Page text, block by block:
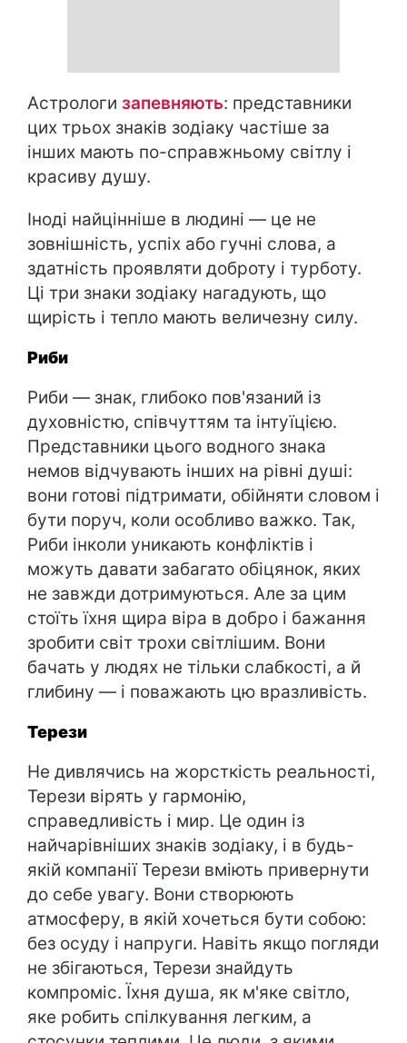
Астрологи запевняють: представники
цих трьох знаків зодіаку частіше за
інших мають по-справжньому світлу і
красиву душу.
Іноді найцінніше в людині — це не
зовнішність, успіх або гучні слова, а
здатність проявляти доброту і турботу.
Ці три знаки зодіаку нагадують, що
щирість і тепло мають величезну силу.
Риби
Риби — знак, глибоко пов'язаний із
духовністю, співчуттям та інтуїцією.
Представники цього водного знака
немов відчувають інших на рівні душі:
вони готові підтримати, обійняти словом і
бути поруч, коли особливо важко. Так,
Риби інколи уникають конфліктів і
можуть давати забагато обіцянок, яких
не завжди дотримуються. Але за цим
стоїть їхня щира віра в добро і бажання
зробити світ трохи світлішим. Вони
бачать у людях не тільки слабкості, а й
глибину — і поважають цю вразливість.
Терези
Не дивлячись на жорсткість реальності,
Терези вірять у гармонію,
справедливість і мир. Це один із
найчарівніших знаків зодіаку, і в будь-
якій компанії Терези вміють привернути
до себе увагу. Вони створюють
атмосферу, в якій хочеться бути собою:
без осуду і напруги. Навіть якщо погляди
не збігаються, Терези знайдуть
компроміс. Їхня душа, як м'яке світло,
яке робить спілкування легким, а